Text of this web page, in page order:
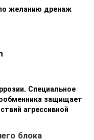
желанию дренаж
Специальное
защищает
агрессивной